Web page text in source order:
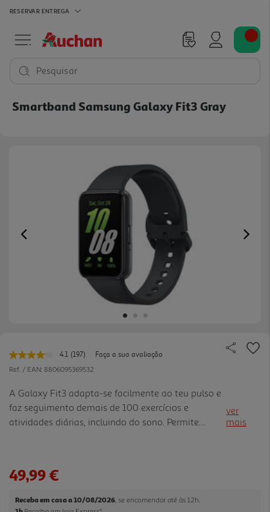
RESERVAR ENTREGA
Pesquisar
Smartband Samsung Galaxy Fit3 Gray
Previous
4.1 Leu
197
Link
para
a
mesma
página.
(197)
Faça a sua avaliação
Ref. / EAN: 8806095369532
A Galaxy Fit3 adapta-se facilmente ao teu pulso e
faz seguimento demais de 100 exercícios e
atividades diárias, incluindo do sono. Permite
com uma só carga.
ver
mais
49,99 €
Receba em casa a 10/08/2026 , se encomendar até às 12h.